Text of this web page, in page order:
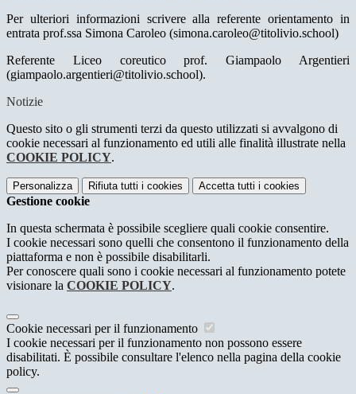
Per ulteriori informazioni scrivere alla referente orientamento in
entrata prof.ssa Simona Caroleo (simona.caroleo@titolivio.school)
Referente Liceo coreutico prof. Giampaolo Argentieri
(giampaolo.argentieri@titolivio.school).
Notizie
Questo sito o gli strumenti terzi da questo utilizzati si avvalgono di
cookie necessari al funzionamento ed utili alle finalità illustrate nella
COOKIE POLICY.
Personalizza Rifiuta tutti i cookies Accetta tutti i cookies
Gestione cookie
In questa schermata è possibile scegliere quali cookie consentire.
I cookie necessari sono quelli che consentono il funzionamento della
piattaforma e non è possibile disabilitarli.
Per conoscere quali sono i cookie necessari al funzionamento potete
visionare la COOKIE POLICY.
Cookie necessari per il funzionamento
I cookie necessari per il funzionamento non possono essere
disabilitati. È possibile consultare l'elenco nella pagina della cookie
policy.